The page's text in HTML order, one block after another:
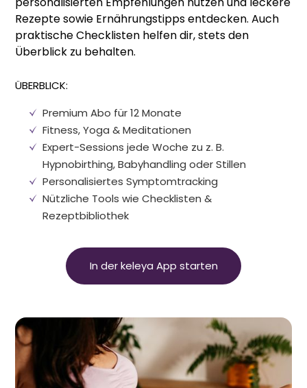
Rezepte sowie Ernährungstipps entdecken. Auch
praktische Checklisten helfen dir, stets den
Überblick zu behalten.
ÜBERBLICK:
Premium Abo für 12 Monate
Fitness, Yoga&Meditationen
Expert-Sessions jede Woche zu z. B.
Hypnobirthing, Babyhandling oder Stillen
Personalisiertes Symptomtracking
Nützliche Tools wie Checklisten&
Rezeptbibliothek
In der keleya App starten